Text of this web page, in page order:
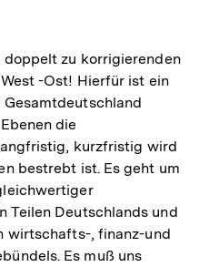
doppelt zu korrigierenden
-Ost! Hierfür ist ein
die
kurzfristig wird
bestrebt ist. Es geht um
Teilen Deutschlands und
wirtschafts-, finanz-und
Es muß uns